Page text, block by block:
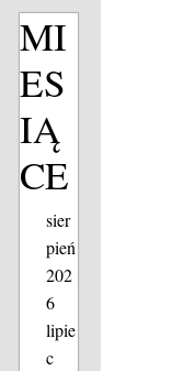
MI
ES
IĄ
CE
sier
pień
202
6
lipie
c